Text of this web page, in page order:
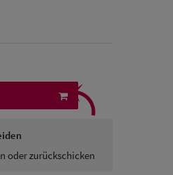
oder zurückschicken
⤹